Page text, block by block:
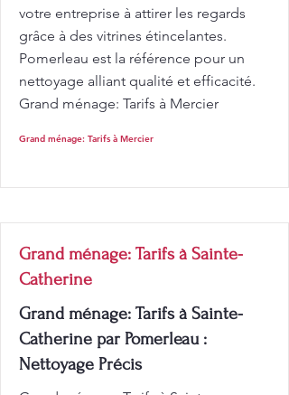
votre entreprise à attirer les regards
grâce à des vitrines étincelantes.
Pomerleau est la référence pour un
nettoyage alliant qualité et efficacité.
Grand ménage: Tarifs à Mercier
Grand ménage: Tarifs à Mercier
Grand ménage: Tarifs à Sainte-
Catherine
Grand ménage: Tarifs à Sainte-
Catherine par Pomerleau :
Nettoyage Précis